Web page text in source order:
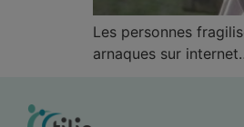
Les personnes
arnaques sur